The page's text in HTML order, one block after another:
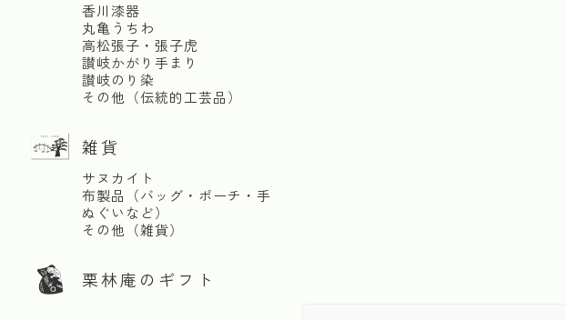
香川漆器
丸亀うちわ
高松張子・張子虎
讃岐かがり手まり
讃岐のり染
その他（伝統的工芸品）
雑貨
サヌカイト
布製品（バッグ・ポーチ・手
ぬぐいなど）
その他（雑貨）
栗林庵のギフト